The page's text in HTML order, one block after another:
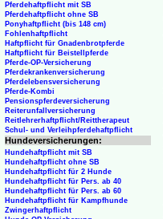
Pferdehaftpflicht mit SB
Pferdehaftpflicht ohne SB
Ponyhaftpflicht (bis 148 cm)
Fohlenhaftpflicht
Haftpflicht für Gnadenbrotpferde
Haftpflicht für Beistellpferde
Pferde-OP-Versicherung
Pferdekrankenversicherung
Pferdelebensversicherung
Pferde-Kombi
Pensionspferdeversicherung
Reiterunfallversicherung
Reitlehrerhaftpflicht/Reittherapeut
Schul- und Verleihpferdehaftpflicht
Hundeversicherungen:
Hundehaftpflicht mit SB
Hundehaftpflicht ohne SB
Hundehaftpflicht für 2 Hunde
Hundehaftpflicht für Pers. ab 40
Hundehaftpflicht für Pers. ab 60
Hundehaftpflicht für Kampfhunde
Zwingerhaftpflicht